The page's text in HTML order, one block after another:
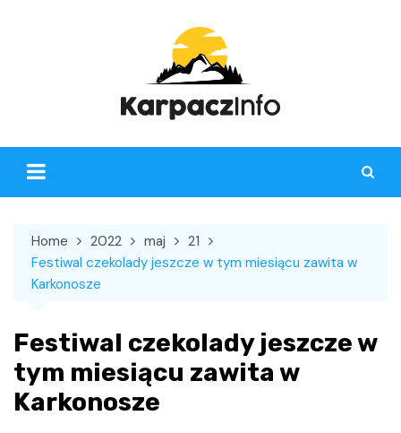
Home 2022 maj
21
Festiwal czekolady jeszcze w tym miesiącu zawita w
Karkonosze
Festiwal czekolady jeszcze w
tym miesiącu zawita w
Karkonosze